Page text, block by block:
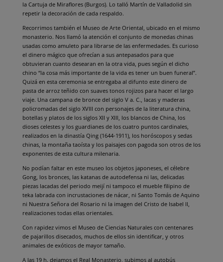
la Cartuja de Miraflores (Burgos). Lo talló Martín de Valladolid sin
repetir la decoración de cada respaldo.
Recorrimos también el Museo de Arte Oriental, ubicado en el mismo
monasterio. Nos llamó la atención el conjunto de monedas chinas
usadas como amuleto para librarse de las enfermedades. Es curioso
el dinero mágico que ofrecían a sus antepasados para que
obtuvieran cuanto desearan en la otra vida, pues según el dicho
chino “la cosa más importante de la vida es tener un buen funeral”.
Quizá en esta ceremonia se entregaba al difunto este dinero de
pasta de arroz teñido con suaves tonos rojizos para hacer el largo
viaje. Una campana de bronce del siglo V a. C., lacas y maderas
policromadas del siglo XVIII con personajes de la literatura china,
botellas y platos de los siglos XII y XIII, los blancos de China, los
dioses celestes y los guardianes de los cuatro puntos cardinales,
realizados en la dinastía Qing (1644-1911), los horóscopos y sedas
chinas, la montaña taoísta y los paisajes con pagoda son otros de los
exponentes de esta cultura milenaria.
No podían faltar en este museo los objetos japoneses, el célebre
Gong, los bronces, las katanas de autodefensa ni las, delicadas
piezas lacadas del periodo meijí ni tampoco el mueble filipino de
teka labrada con incrustaciones de nácar, ni Santo Tomás de Aquino
ni Nuestra Señora del Rosario ni la imagen del Cristo de Isabel II,
realizaciones todas ellas orientales.
Con rapidez vimos el Museo de Ciencias Naturales con centenares
de pajarillos disecados, muchos de ellos sin identificar, y otros
animales de exóticos de mayor tamaño.
A las 19 h. dejamos el Real Monasterio, subimos al autobús